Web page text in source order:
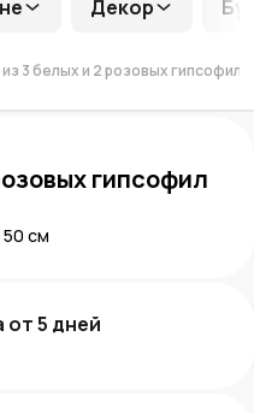
Декор
3 белых и 2 розовых гипсофил
гипсофил
50 см
от5 дней